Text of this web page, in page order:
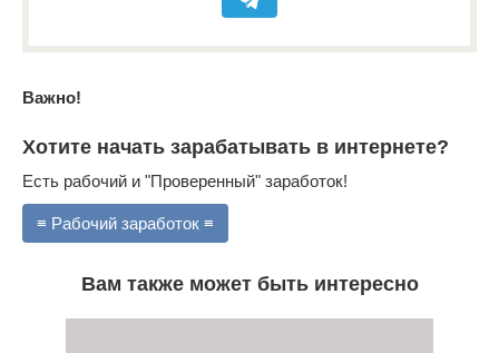
Важно!
Хотите начать зарабатывать в интернете?
Есть рабочий и "Проверенный" заработок!
≡ Рабочий заработок ≡
Вам также может быть интересно